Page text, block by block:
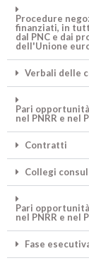
Procedure
finanziati, in
dal PNC e dai
dell'Unione
Verbali delle
Pari
nel PNRR e nel
Contratti
Collegi
Pari
nel PNRR e nel
Fase